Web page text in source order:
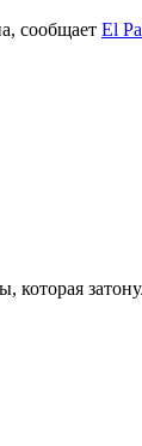
сообщает El
которая